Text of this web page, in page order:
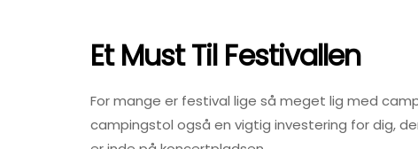
Et Must Til Festivallen
For mange er festival lige så meget lig med
campingstol også en vigtig investering for dig,